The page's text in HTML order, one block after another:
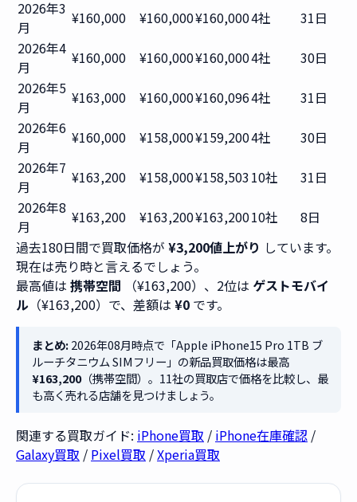
2026年3
月
¥160,000 ¥160,000¥160,0004社
31日
2026年4
月
¥160,000 ¥160,000¥160,0004社
30日
2026年5
月
¥163,000 ¥160,000¥160,0964社
31日
2026年6
月
¥160,000 ¥158,000¥159,2004社
30日
2026年7
月
¥163,200 ¥158,000¥158,50310社
31日
2026年8
月
¥163,200 ¥163,200¥163,20010社
8日
過去180日間で買取価格が ¥3,200値上がり しています。
現在は売り時と言えるでしょう。
最高値は 携帯空間 （¥163,200）、2位は ゲストモバイ
ル （¥163,200）で、差額は ¥0 です。
まとめ:2026年08月時点で「Apple iPhone15 Pro 1TB ブ
ルーチタニウム SIMフリー」の新品買取価格は最高
¥163,200（携帯空間）。11社の買取店で価格を比較し、最
も高く売れる店舗を見つけましょう。
関連する買取ガイド: iPhone買取 / iPhone在庫確認 /
Galaxy買取 / Pixel買取 /Xperia買取